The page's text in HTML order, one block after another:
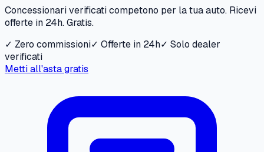
Concessionari verificati competono per la tua auto. Ricevi
offerte in 24h. Gratis.
✓ Zero commissioni✓ Offerte in 24h✓ Solo dealer
verificati
Metti all'asta gratis